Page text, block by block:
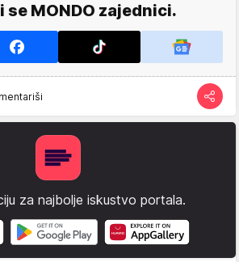
se MONDO zajednici.
za najbolje iskustvo portala.